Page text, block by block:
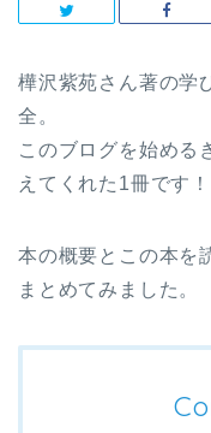
樺沢紫苑さん著の学
全。
このブログを始める
えてくれた1冊です！
本の概要とこの本を
まとめてみました。